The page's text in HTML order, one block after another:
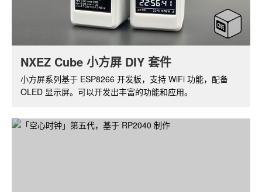
NXEZ Cube 小方屏 DIY 套件
小方屏系列基于 ESP8266 开发板，支持 WiFi 功能，配备
OLED 显示屏。可以开发出丰富的功能和应用。
树莓派摄像头套件
基于树莓派 ZERO W，带红外夜视功能的摄像头套件。通过
软件可实现视频的实时监控和无线传输。